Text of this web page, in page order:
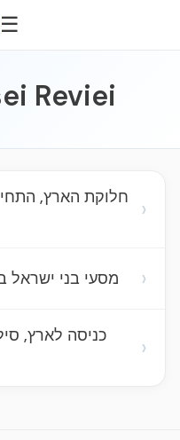
☰
Reviei
חלוקת הארץ,
›
מסעי בני ישראל ›
כניסה לארץ,
›